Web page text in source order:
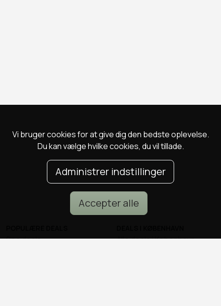
Vi bruger cookies for at give dig den bedste oplevelse.
Du kan vælge hvilke cookies, du vil tillade.
Administrer indstillinger
Accepter alle
Spa deals
Alle deals i København